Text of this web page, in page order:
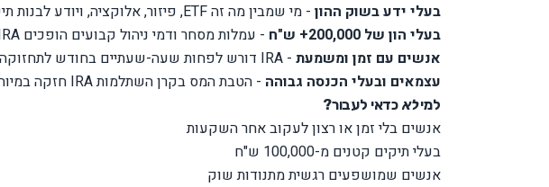
בעלי ידע בשוק ההון - מי שמבין מה זה ETF, פיזור, אלוקציה, ויודע לבנות תיק
בעלי הון של 200,000+ ש"ח
- עמלות מסחר ודמי ניהול קבועים הופכים IRA לכדאי בהיקפים גדולים
אנשים עם זמן ומשמעת - IRA דורש לפחות שעה-שעתיים בחודש לתחזוקה
עצמאים ובעלי הכנסה גבוהה - הטבת המס בקרן השתלמות IRA חזקה במיוחד עבורם
למילא כדאי לעבור?
אנשים בלי זמן או רצון לעקוב אחר השקעות
בעלי תיקים קטנים מ-100,000 ש"ח
אנשים שמושפעים רגשית מתנודות שוק